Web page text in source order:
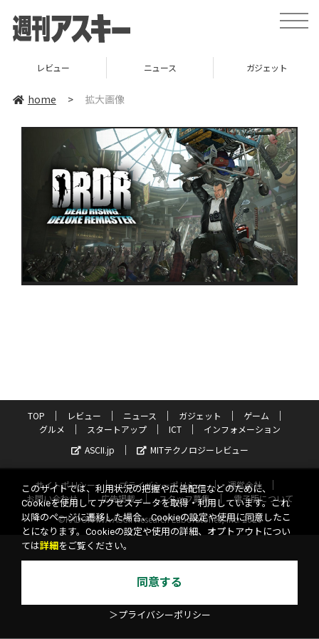
toggle
レビュー ニュース ガジェット
home > 拡大画像
TOP レビュー ニュース ガジェット
ゲーム
グルメ
スタートアップ ICT
インフォメーション
ASCII.jp
MITテクノロジーレビュー
サイトポリシー プライバシーポリシー
運営会社
お問い合わせ
広告掲載 スタッフ募集
電子版について
©KADOKAWA ASCII Research Laboratories, Inc. 2026
このサイトでは、利用状況の把握や広告配信などのために、
Cookieを使用してアクセスデータを取得・利用しています。これ
以降のページに遷移した場合、Cookieの設定や使用に同意したこ
とになります。Cookieの設定や使用の詳細、オプトアウトについ
ては詳細 をご覧ください。
同意する
＞プライバシーポリシー